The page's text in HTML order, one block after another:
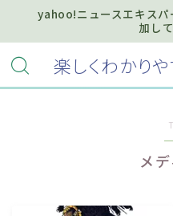
yahoo!ニュースエキスパ
加し
楽しくわかり
MENU
プライバシーポリシー
お知らせ『インフォメーショ
メ